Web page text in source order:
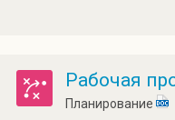
Рабочая
Планирование